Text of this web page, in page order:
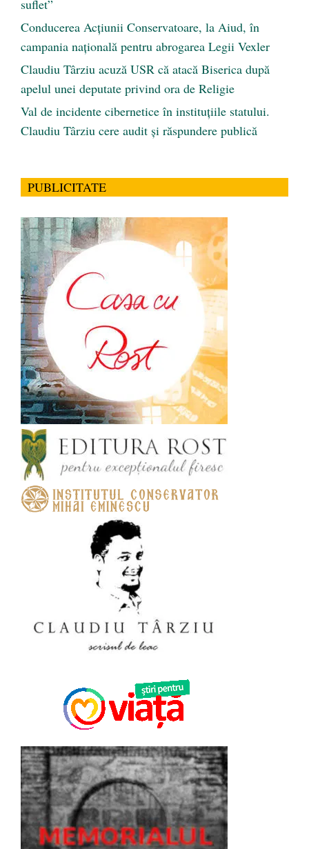
suflet”
Conducerea Acțiunii Conservatoare, la Aiud, în
campania națională pentru abrogarea Legii Vexler
Claudiu Târziu acuză USR că atacă Biserica după
apelul unei deputate privind ora de Religie
Val de incidente cibernetice în instituțiile statului.
Claudiu Târziu cere audit și răspundere publică
PUBLICITATE